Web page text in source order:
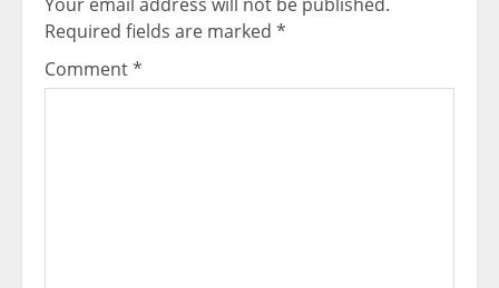
Required fields are marked *
Comment*